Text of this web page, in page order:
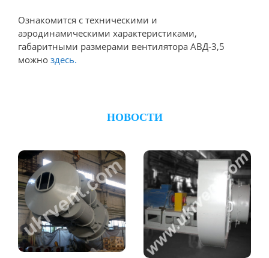
Ознакомится с техническими и
аэродинамическими характеристиками,
габаритными размерами вентилятора АВД-3,5
можно здесь.
НОВОСТИ